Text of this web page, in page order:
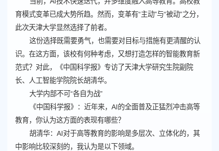
育模式变革已成大势所趋。然而，变革有“主动”与“被动”之分，
此次天津大学显然选择了前者。
这份选择既需要勇气，也需要对目标与措施有更清醒的认
识。在这方面，该校有何种考虑，又想打造怎样的智能教育新
范式？对此，《中国科学报》专访了天津大学研究生院副院
长、人工智能学院院长胡清华。
大学内部不可“各自为战”
《中国科学报》：近年来，AI的全面普及正猛烈冲击高等
教育，你认为这方面的表现有哪些？
胡清华：AI对于高等教育的影响是多层次、立体化的，其
中影响比较深刻的，我认为是以下领域。